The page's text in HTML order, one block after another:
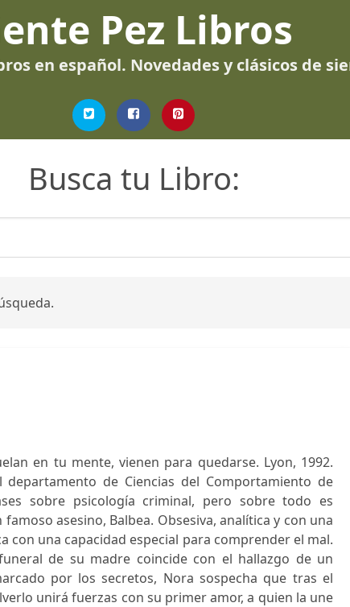
Pez Libros
en español. Novedades y clásicos de
Busca tu Libro:
en tu mente, vienen para quedarse. Lyon, 1992.
de Ciencias del Comportamiento de
sobre psicología criminal, pero sobre todo es
asesino, Balbea. Obsesiva, analítica y con una
una capacidad especial para comprender el mal.
de su madre coincide con el hallazgo de un
por los secretos, Nora sospecha que tras el
unirá fuerzas con su primer amor, a quien la une